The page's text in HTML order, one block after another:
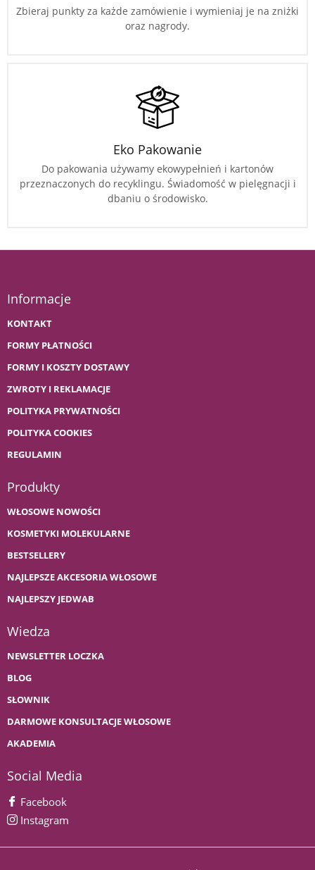
Zbieraj punkty za każde zamówienie i wymieniaj je na zniżki
oraz nagrody.
Eko Pakowanie
Do pakowania używamy ekowypełnień i kartonów
przeznaczonych do recyklingu. Świadomość w pielęgnacji i
dbaniu o środowisko.
Informacje
KONTAKT
FORMY PŁATNOŚCI
FORMY I KOSZTY DOSTAWY
ZWROTY I REKLAMACJE
POLITYKA PRYWATNOŚCI
POLITYKA COOKIES
REGULAMIN
Produkty
WŁOSOWE NOWOŚCI
KOSMETYKI MOLEKULARNE
BESTSELLERY
NAJLEPSZE AKCESORIA WŁOSOWE
NAJLEPSZY JEDWAB
Wiedza
NEWSLETTER LOCZKA
BLOG
SŁOWNIK
DARMOWE KONSULTACJE WŁOSOWE
AKADEMIA
Social Media
Facebook
Instagram